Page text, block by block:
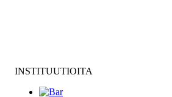
INSTITUUTIOITA